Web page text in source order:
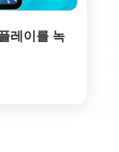
레이를 녹